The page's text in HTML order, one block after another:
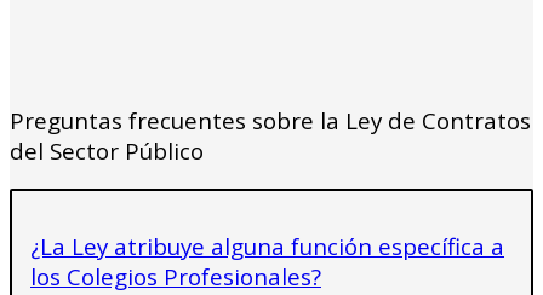
Preguntas frecuentes sobre la Ley de Contratos
del Sector Público
¿La Ley atribuye alguna función específica a
los Colegios Profesionales?